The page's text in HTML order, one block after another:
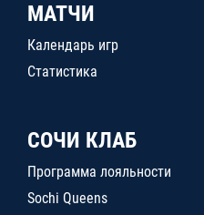
МАТЧИ
Календарь игр
Статистика
СОЧИ КЛАБ
Программа лояльности
Sochi Queens